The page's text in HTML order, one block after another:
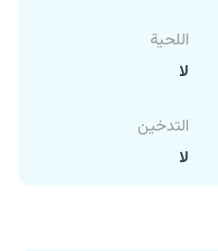
اللحية
لا
التدخين
لا